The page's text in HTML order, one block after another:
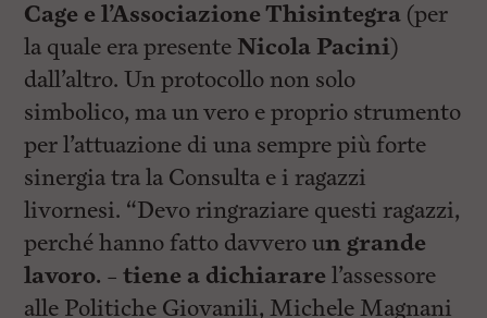
Cage e l’Associazione Thisintegra (per
la quale era presente Nicola Pacini)
dall’altro. Un protocollo non solo
simbolico, ma un vero e proprio strumento
per l’attuazione di una sempre più forte
sinergia tra la Consulta e i ragazzi
livornesi. “Devo ringraziare questi ragazzi,
perché hanno fatto davvero un grande
lavoro. – tiene a dichiarare l’assessore
alle Politiche Giovanili, Michele Magnani